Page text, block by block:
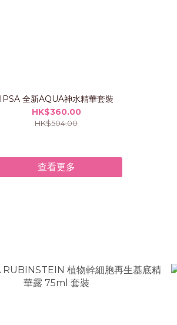
IPSA 全新AQUA神水精華套裝
HK$360.00
HK$504.00
查看更多